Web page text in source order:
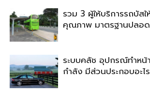
รวม 3 ผู้ให้บริการรถบัสใ
คุณภาพ มาตรฐานปลอ
ระบบคลัช อุปกรณ์ทำหน้
กำลัง มีส่วนประกอบอะไ